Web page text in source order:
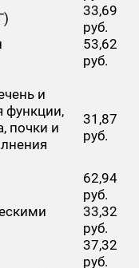
33,69
руб.
53,62
руб.
и
функции,
почки и
31,87
руб.
62,94
руб.
33,32
руб.
37,32
руб.